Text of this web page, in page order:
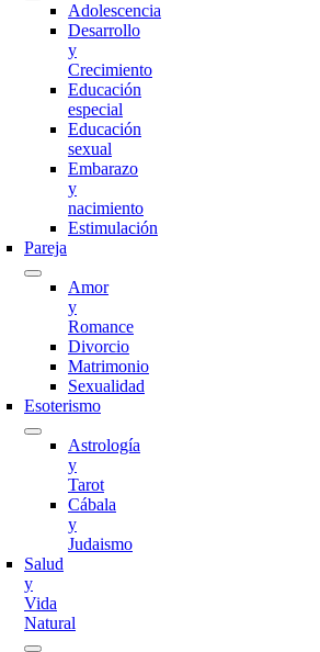
Adolescencia
Desarrollo
y
Crecimiento
Educación
especial
Educación
sexual
Embarazo
y
nacimiento
Estimulación
Pareja
Amor
y
Romance
Divorcio
Matrimonio
Sexualidad
Esoterismo
Astrología
y
Tarot
Cábala
y
Judaismo
Salud
y
Vida
Natural